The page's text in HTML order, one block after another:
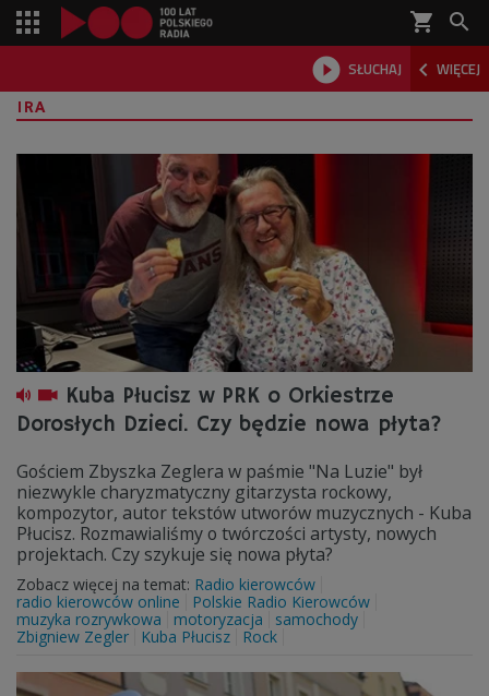
shopping_cart 
 SŁUCHAJ  WIĘCEJ

IRA
Kuba Płucisz w PRK o Orkiestrze
Dorosłych Dzieci. Czy będzie nowa płyta?
Gościem Zbyszka Zeglera w paśmie "Na Luzie" był
niezwykle charyzmatyczny gitarzysta rockowy,
kompozytor, autor tekstów utworów muzycznych - Kuba
Płucisz. Rozmawialiśmy o twórczości artysty, nowych
projektach. Czy szykuje się nowa płyta?
Zobacz więcej na temat: Radio kierowców
radio kierowców online
Polskie Radio Kierowców
muzyka rozrywkowa
motoryzacja
samochody
Zbigniew Zegler
Kuba Płucisz Rock